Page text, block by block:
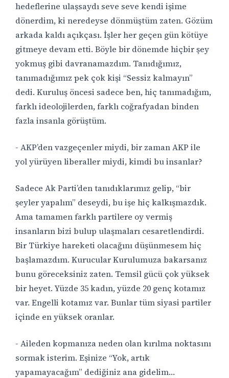
hedeflerine ulaşsaydı seve seve kendi işime
dönerdim, ki neredeyse dönmüştüm zaten. Gözüm
arkada kaldı açıkçası. İşler her geçen gün kötüye
gitmeye devam etti. Böyle bir dönemde hiçbir şey
yokmuş gibi davranamazdım. Tanıdığımız,
tanımadığımız pek çok kişi “Sessiz kalmayın”
dedi. Kuruluş öncesi sadece ben, hiç tanımadığım,
farklı ideolojilerden, farklı coğrafyadan binden
fazla insanla görüştüm.
- AKP’den vazgeçenler miydi, bir zaman AKP ile
yol yürüyen liberaller miydi, kimdi bu insanlar?
Sadece Ak Parti’den tanıdıklarımız gelip, “bir
şeyler yapalım” deseydi, bu işe hiç kalkışmazdık.
Ama tamamen farklı partilere oy vermiş
insanların bizi bulup ulaşmaları cesaretlendirdi.
Bir Türkiye hareketi olacağını düşünmesem hiç
başlamazdım. Kurucular Kurulumuza bakarsanız
bunu göreceksiniz zaten. Temsil gücü çok yüksek
bir heyet. Yüzde 35 kadın, yüzde 20 genç kotamız
var. Engelli kotamız var. Bunlar tüm siyasi partiler
içinde en yüksek oranlar.
- Aileden kopmanıza neden olan kırılma noktasını
sormak isterim. Eşinize “Yok, artık
yapamayacağım” dediğiniz ana gidelim…